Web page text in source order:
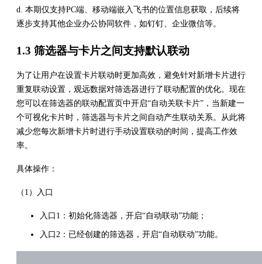
d. 本期仅支持PC端、移动端嵌入飞书的位置信息获取，后续将
逐步支持其他企业办公协同软件，如钉钉、企业微信等。
1.3 筛选器与卡片之间支持默认联动
为了让用户在设置卡片联动时更加高效，避免针对新增卡片进行
重复联动设置，观远数据对筛选器进行了联动配置的优化。现在
您可以在筛选器的联动配置页中开启“自动关联卡片”，当新建一
个可视化卡片时，筛选器与卡片之间自动产生联动关系。从此将
减少您每次新增卡片时进行手动设置联动的时间，提高工作效
率。
具体操作：
（1）入口
入口1：初始化筛选器，开启“自动联动”功能；
入口2：已经创建的筛选器，开启“自动联动”功能。